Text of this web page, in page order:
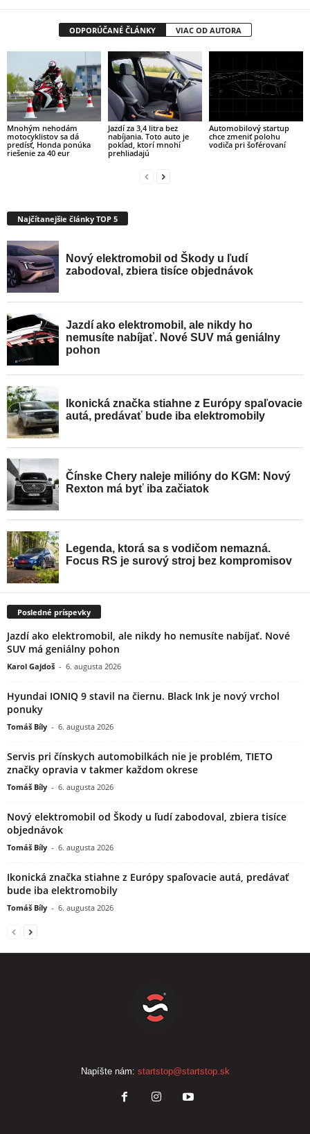
ODPORÚČANÉ ČLÁNKY VIAC OD AUTORA
Mnohým nehodám
motocyklistov sa dá
predísť, Honda ponúka
riešenie za 40 eur
Jazdí za 3,4 litra bez
nabíjania. Toto auto je
poklad, ktorí mnohí
prehliadajú
Automobilový startup
chce zmeniť polohu
vodiča pri šoférovaní
Najčítanejšie články TOP 5
Posledné príspevky
Jazdí ako elektromobil, ale nikdy ho nemusíte nabíjať. Nové
SUV má geniálny pohon
Karol Gajdoš - 6. augusta 2026
Hyundai IONIQ 9 stavil na čiernu. Black Ink je nový vrchol
ponuky
Tomáš Bíly - 6. augusta 2026
Servis pri čínskych automobilkách nie je problém, TIETO
značky opravia v takmer každom okrese
Tomáš Bíly - 6. augusta 2026
Nový elektromobil od Škody u ľudí zabodoval, zbiera tisíce
objednávok
Tomáš Bíly - 6. augusta 2026
Ikonická značka stiahne z Európy spaľovacie autá, predávať
bude iba elektromobily
Tomáš Bíly - 6. augusta 2026
Napíšte nám: startstop@startstop.sk